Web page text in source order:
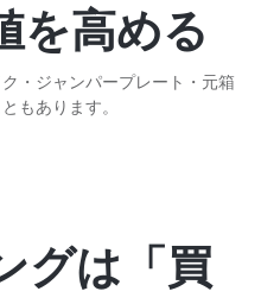
を高める
・ジャンパープレート・元箱
もあります。
グは「買